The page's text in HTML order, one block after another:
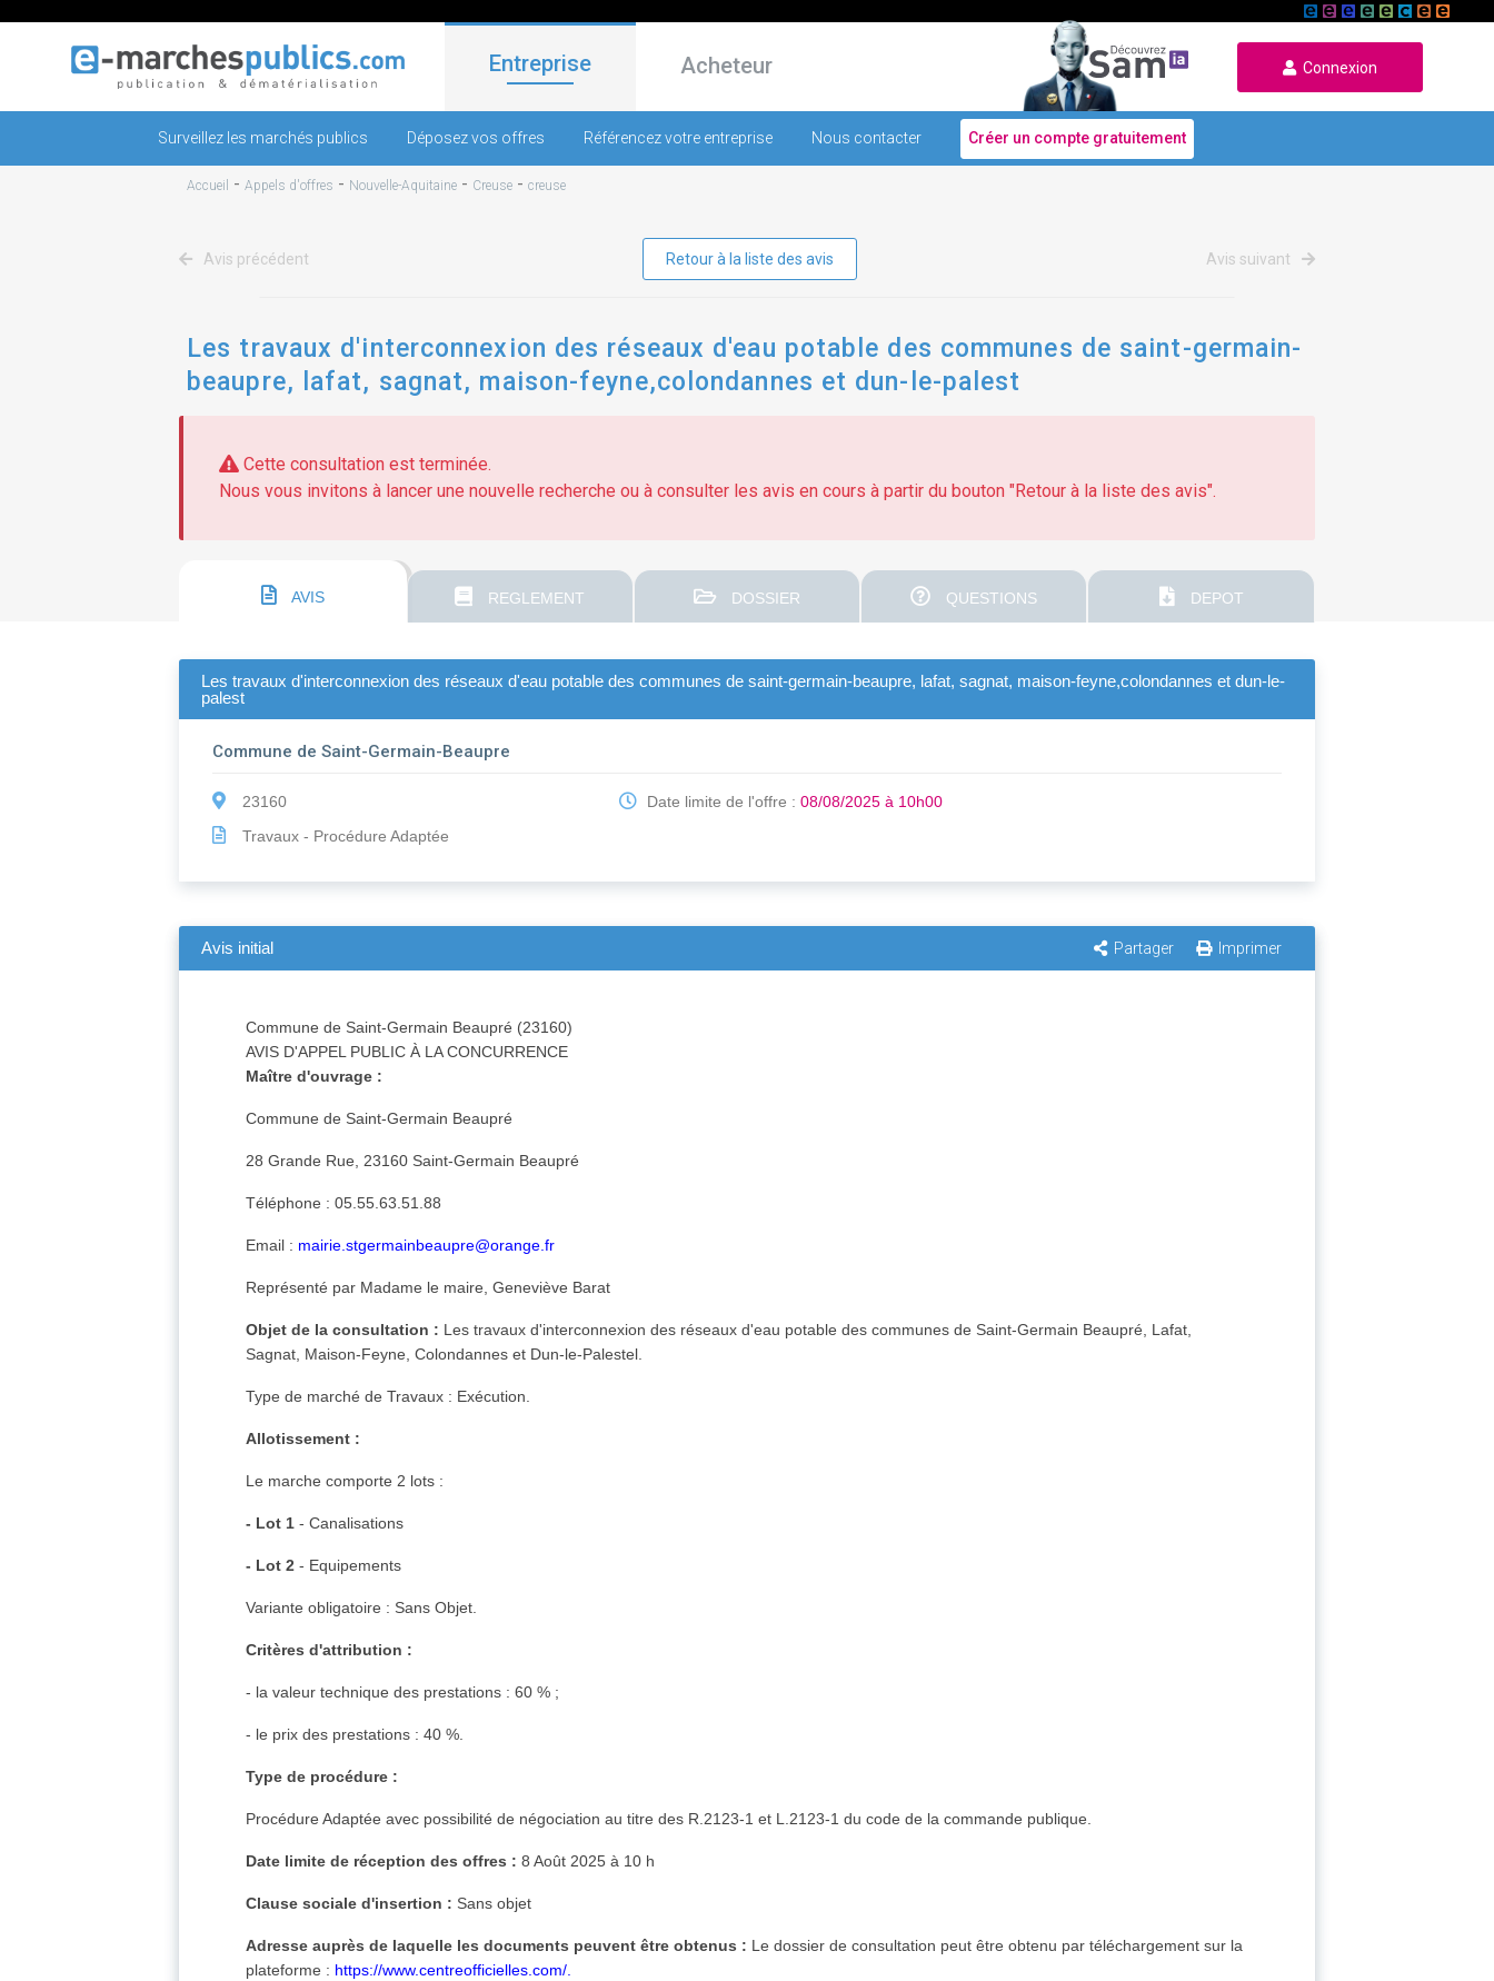
Entreprise Acheteur Connexion
Surveillez les marchés publics Déposez vos offres Référencez votre entreprise Nous contacter Créer un compte gratuitement
Accueil - Appels d'offres - Nouvelle-Aquitaine - Creuse - creuse
Avis précédent Retour à la liste des avis Avis suivant
Les travaux d'interconnexion des réseaux d'eau potable des communes de saint-germain-
beaupre, lafat, sagnat, maison-feyne,colondannes et dun-le-palest
Cette consultation est terminée.
Nous vous invitons à lancer une nouvelle recherche ou à consulter les avis en cours à partir du bouton "Retour à la liste des avis".
AVIS REGLEMENT DOSSIER QUESTIONS DEPOT
Les travaux d'interconnexion des réseaux d'eau potable des communes de saint-germain-beaupre, lafat, sagnat, maison-feyne,colondannes et dun-le-
palest
Commune de Saint-Germain-Beaupre
23160
Travaux - Procédure Adaptée
Date limite de l'offre : 08/08/2025 à 10h00
Avis initial Partager Imprimer
Commune de Saint-Germain Beaupré (23160)
AVIS D'APPEL PUBLIC À LA CONCURRENCE
Maître d'ouvrage :
Commune de Saint-Germain Beaupré
28 Grande Rue, 23160 Saint-Germain Beaupré
Téléphone : 05.55.63.51.88
Email : mairie.stgermainbeaupre@orange.fr
Représenté par Madame le maire, Geneviève Barat
Objet de la consultation : Les travaux d'interconnexion des réseaux d'eau potable des communes de Saint-Germain Beaupré, Lafat,
Sagnat, Maison-Feyne, Colondannes et Dun-le-Palestel.
Type de marché de Travaux : Exécution.
Allotissement :
Le marche comporte 2 lots :
- Lot 1 - Canalisations
- Lot 2 - Equipements
Variante obligatoire : Sans Objet.
Critères d'attribution :
- la valeur technique des prestations : 60 % ;
- le prix des prestations : 40 %.
Type de procédure :
Procédure Adaptée avec possibilité de négociation au titre des R.2123-1 et L.2123-1 du code de la commande publique.
Date limite de réception des offres : 8 Août 2025 à 10 h
Clause sociale d'insertion : Sans objet
Adresse auprès de laquelle les documents peuvent être obtenus : Le dossier de consultation peut être obtenu par téléchargement sur la
plateforme : https://www.centreofficielles.com/.